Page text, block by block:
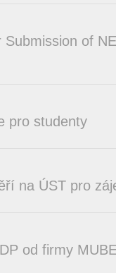
of
pro studenty
na ÚST pro
od firmy